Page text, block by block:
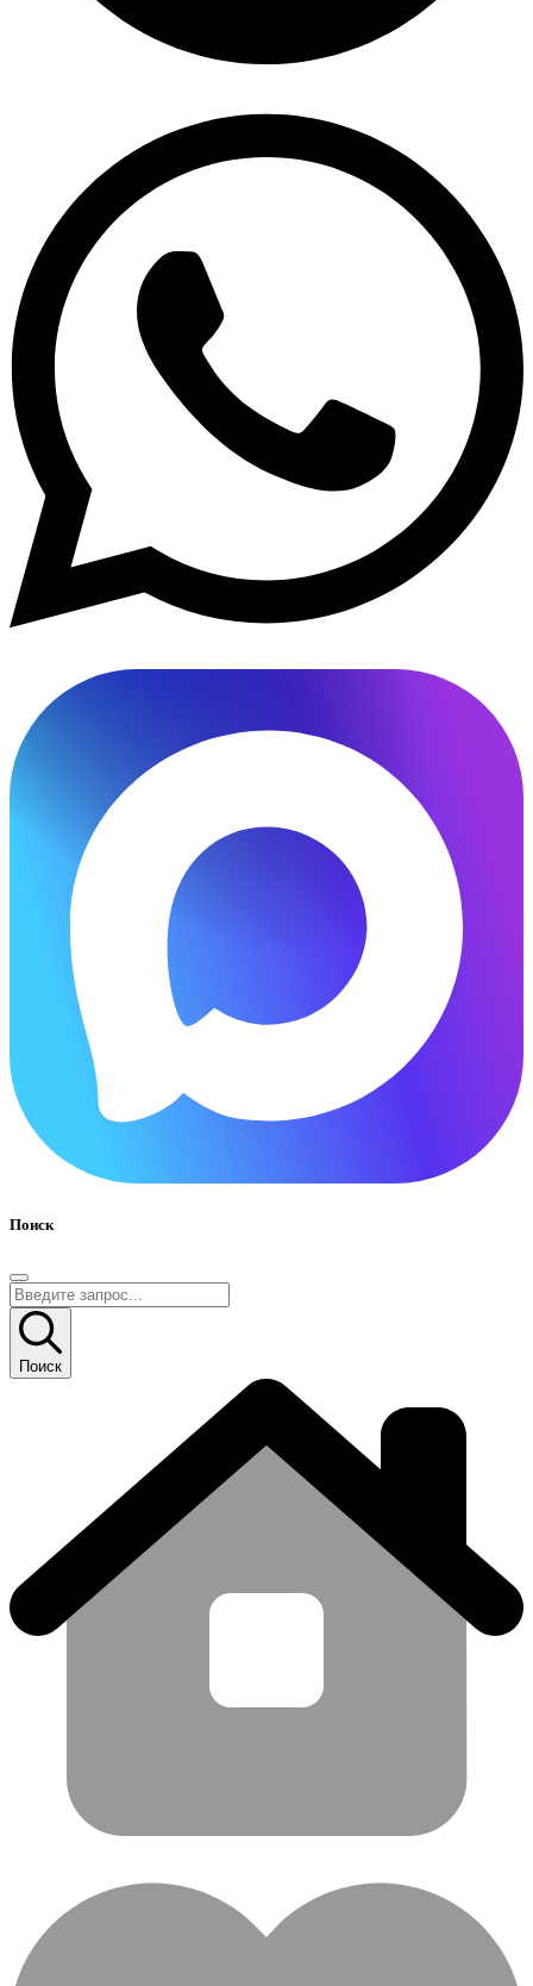
Поиск
Поиск